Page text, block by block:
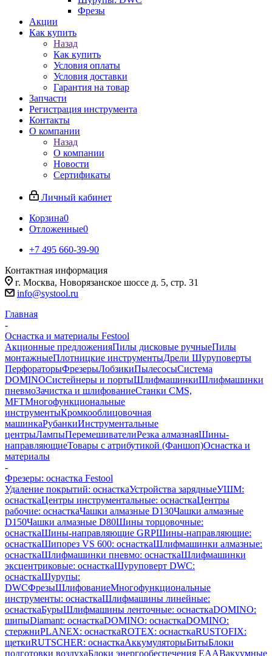
Фрезы
Акции
Как купить
Назад
Как купить
Условия оплаты
Условия доставки
Гарантия на товар
Запчасти
Регистрация инструмента
Контакты
О компании
Назад
О компании
Новости
Сертификаты
Личный кабинет
Корзина0
Отложенные0
+7 495 660-39-90
Контактная информация
г. Москва, Новорязанское шоссе д. 5, стр. 31
info@systool.ru
Главная
-
Оснастка и материалы Festool
Акционные предложенияПилы дисковые ручныеПилы
монтажныеПлотницкие инструментыДрели Шуруповерты
ПерфораторыФрезерыЛобзикиПылесосыСистема
DOMINOСистейнеры и портыШлифмашинкиШлифмашинки
пневмоЗачистка и шлифованиеСтанки CMS,
MFTМногофункциональные
инструментыКромкооблицовочная
машинкаРубанкиИнструментальные
центрыЛампыПеремешивателиРезка алмазнаяШины-
направляющиеТовары с атрибутикой (Фаншоп)Оснастка и
материалы
-
Фрезеры: оснастка Festool
Удаление покрытий: оснасткаУстройства зарядныеУШМ:
оснасткаЦентры инструментальные: оснасткаЦентры
рабочие: оснасткаЧашки алмазные D130Чашки алмазные
D150Чашки алмазные D80Шины торцовочные:
оснасткаШины-направляющие GRPШины-направляющие:
оснасткаШипорез VS 600: оснасткаШлифмашинки алмазные:
оснасткаШлифмашинки пневмо: оснасткаШлифмашинки
эксцентриковые: оснасткаШуруповерт DWC:
оснасткаШурупы:
DWCФрезыШлифованиеМногофункциональные
инструменты: оснасткаШлифмашины линейные:
оснасткаБурыШлифмашины ленточные: оснасткаDOMINO:
шипыDiamant: оснасткаDOMINO: оснасткаDOMINO:
стержниPLANEX: оснасткаROTEX: оснасткаRUSTOFIX:
щеткиRUTSCHER: оснасткаАккумуляторыБитыБлоки
подготовки воздухаБлоки энергообеспечения EAAВакуумные